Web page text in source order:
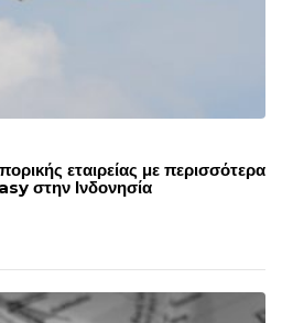
εταιρείας με περισσότερα
στην Ινδονησία